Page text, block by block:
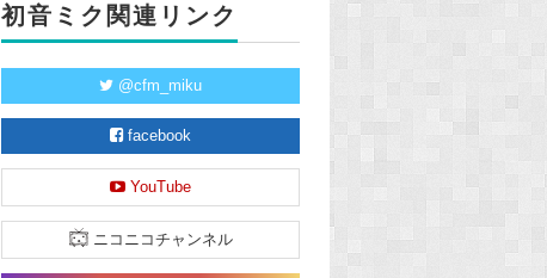
初音ミク関連リンク
@cfm_miku
facebook
YouTube
ニコニコチャンネル